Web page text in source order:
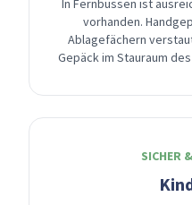
In Fernbussen ist
vorhanden.
Ablagefächern
Gepäck im Stauraum
SICHER